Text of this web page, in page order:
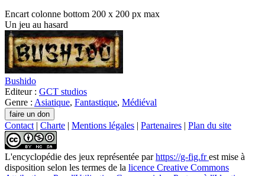
Encart colonne bottom 200 x 200 px max
Un jeu au hasard
Bushido
Editeur : GCT studios
Genre : Asiatique, Fantastique, Médiéval
Contact | Charte | Mentions légales | Partenaires | Plan du site
L'encyclopédie des jeux représentée parhttps://g-fig.frest mise à
disposition selon les termes de la licence Creative Commons